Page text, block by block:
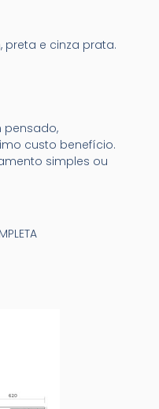
preta e cinza prata.
pensado,
custo benefício.
simples ou